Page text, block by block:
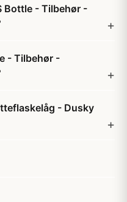
Bottle - Tilbehør -
- Tilbehør -
- Dusky